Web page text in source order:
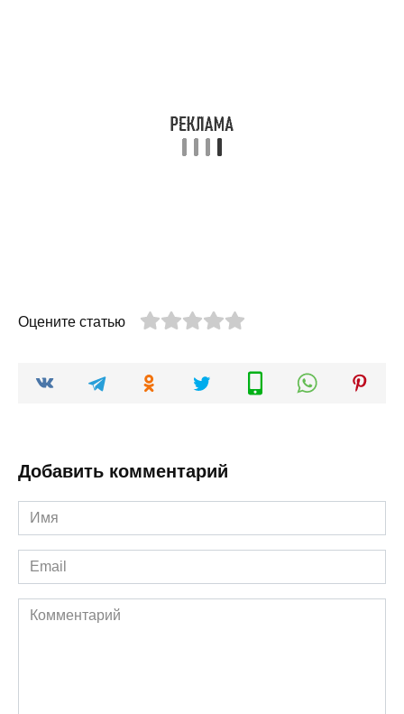
Оцените статью
Добавить комментарий
Имя
*
Email
*
Комментарий